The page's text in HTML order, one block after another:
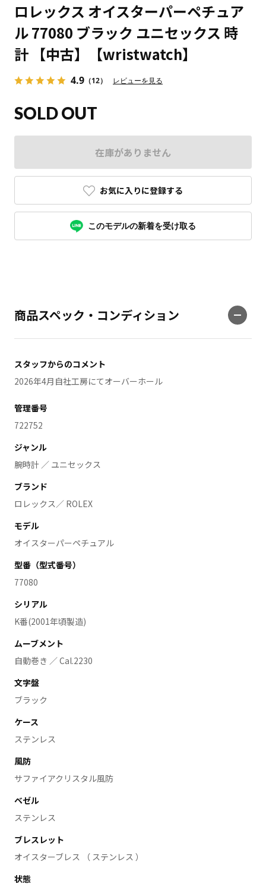
ロレックス オイスターパーペチュア
ル 77080 ブラック ユニセックス 時
計 【中古】【wristwatch】
4.9 （12） レビューを見る
SOLD OUT
在庫がありません
お気に入りに登録する
このモデルの新着を受け取る
商品スペック・コンディション
スタッフからのコメント
2026年4月自社工房にてオーバーホール
管理番号
722752
ジャンル
腕時計 ／ ユニセックス
ブランド
ロレックス／ ROLEX
モデル
オイスターパーペチュアル
型番（型式番号）
77080
シリアル
K番(2001年頃製造)
ムーブメント
自動巻き ／ Cal.2230
文字盤
ブラック
ケース
ステンレス
風防
サファイアクリスタル風防
ベゼル
ステンレス
ブレスレット
オイスターブレス （ ステンレス ）
状態